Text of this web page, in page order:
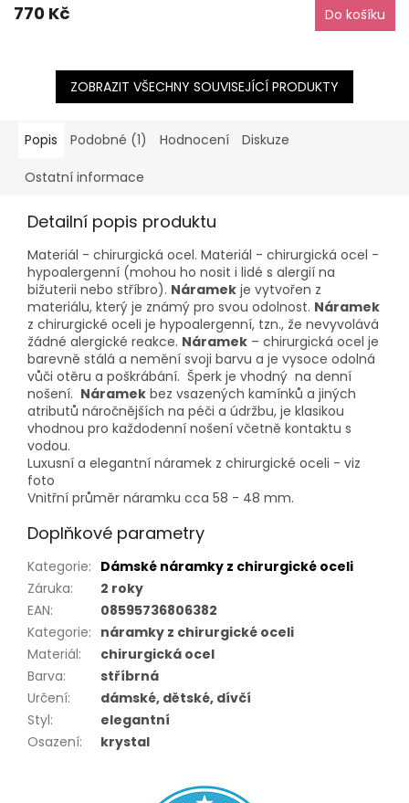
770 Kč Do košíku
ZOBRAZIT VŠECHNY SOUVISEJÍCÍ PRODUKTY
Popis Podobné (1) Hodnocení Diskuze
Ostatní informace
Detailní popis produktu
Materiál - chirurgická ocel. Materiál - chirurgická ocel -
hypoalergenní (mohou ho nosit i lidé s alergií na
bižuterii nebo stříbro). Náramek je vytvořen z
materiálu, který je známý pro svou odolnost. Náramek
z chirurgické oceli je hypoalergenní, tzn., že nevyvolává
žádné alergické reakce. Náramek – chirurgická ocel je
barevně stálá a nemění svoji barvu a je vysoce odolná
vůči otěru a poškrábání. Šperk je vhodný na denní
nošení. Náramek bez vsazených kamínků a jiných
atributů náročnějších na péči a údržbu, je klasikou
vhodnou pro každodenní nošení včetně kontaktu s
vodou.
Luxusní a elegantní náramek z chirurgické oceli - viz
foto
Vnitřní průměr náramku cca 58 - 48 mm.
Doplňkové parametry
Kategorie: Dámské náramky z chirurgické oceli
Záruka:
2 roky
EAN:
08595736806382
Kategorie: náramky z chirurgické oceli
Materiál:
chirurgická ocel
Barva:
stříbrná
Určení:
dámské, dětské, dívčí
Styl:
elegantní
Osazení: krystal